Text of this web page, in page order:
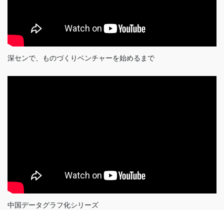
深センで、ものづくりベンチャーを始めるまで
中国データグラフ化シリーズ